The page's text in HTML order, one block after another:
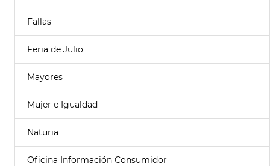
Fallas
Feria de Julio
Mayores
Mujer e Igualdad
Naturia
Oficina Información Consumidor